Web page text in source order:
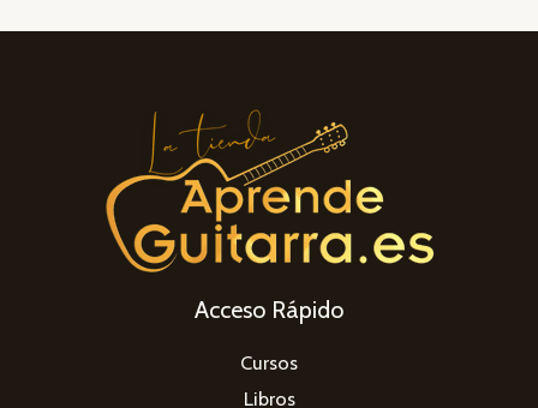
Acceso Rápido
Cursos
Libros